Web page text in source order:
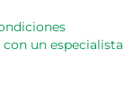
un especialista